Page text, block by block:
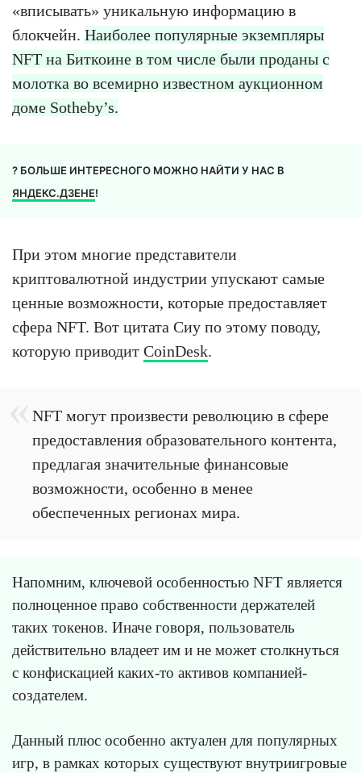
«вписывать» уникальную информацию в
блокчейн. Наиболее популярные экземпляры
NFT на Биткоине в том числе были проданы с
молотка во всемирно известном аукционном
доме Sotheby’s.
? БОЛЬШЕ ИНТЕРЕСНОГО МОЖНО НАЙТИ У НАС В
ЯНДЕКС.ДЗЕНЕ!
При этом многие представители
криптовалютной индустрии упускают самые
ценные возможности, которые предоставляет
сфера NFT. Вот цитата Сиу по этому поводу,
которую приводит CoinDesk.
NFT могут произвести революцию в сфере
предоставления образовательного контента,
предлагая значительные финансовые
возможности, особенно в менее
обеспеченных регионах мира.
Напомним, ключевой особенностью NFT является
полноценное право собственности держателей
таких токенов. Иначе говоря, пользователь
действительно владеет им и не может столкнуться
с конфискацией каких-то активов компанией-
создателем.
Данный плюс особенно актуален для популярных
игр, в рамках которых существуют внутриигровые